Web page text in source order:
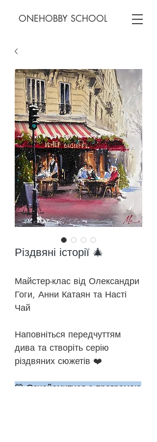
ONEHOBBY SCHOOL
Різдвяні історії 🎄
Майстер-клас від Олександри
Гоги, Анни Катаян та Насті
Чай
Наповніться передчуттям
дива та створіть серію
різдвяних сюжетів ❤️
💛 Ознайомитися з програмою